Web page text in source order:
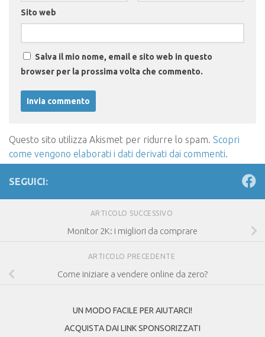
Sito web
Salva il mio nome, email e sito web in questo
browser per la prossima volta che commento.
Questo sito utilizza Akismet per ridurre lo spam. Scopri
come vengono elaborati i dati derivati dai commenti.
SEGUICI:
ARTICOLO SUCCESSIVO
Monitor 2K: i migliori da comprare
ARTICOLO PRECEDENTE
Come iniziare a vendere online da zero?
UN MODO FACILE PER AIUTARCI!
ACQUISTA DAI LINK SPONSORIZZATI